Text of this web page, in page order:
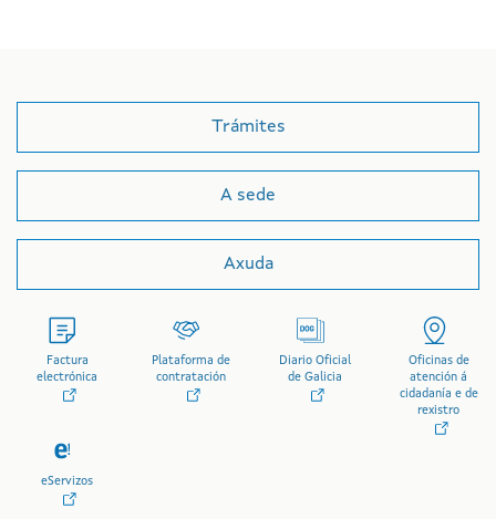
Trámites
A sede
Axuda
Factura
electrónica
Plataforma de
contratación
Diario Oficial
de Galicia
Oficinas de
atención á
cidadanía e de
rexistro
eServizos